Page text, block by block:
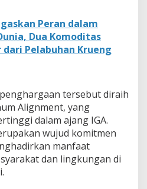
Peran dalam
Dua Komoditas
Pelabuhan Krueng
tersebut diraih
Alignment, yang
dalam ajang IGA.
wujud komitmen
manfaat
dan lingkungan di